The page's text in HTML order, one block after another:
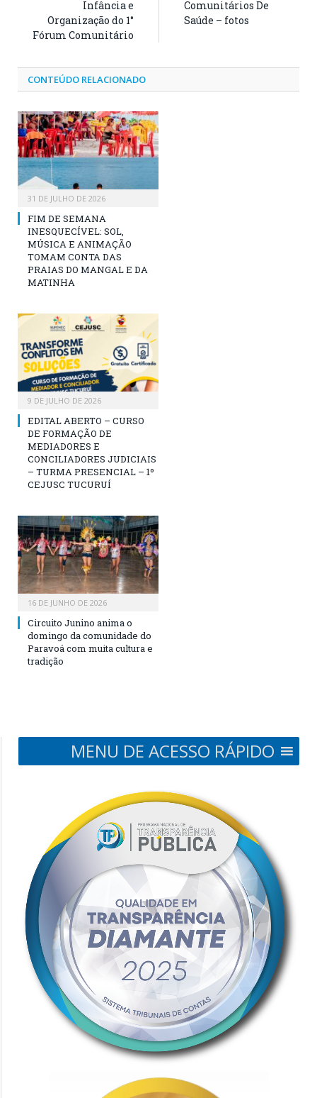
Infância e
Organização do 1°
Fórum Comunitário
Comunitários De
Saúde – fotos
CONTEÚDO RELACIONADO
31 DE JULHO DE 2026
FIM DE SEMANA
INESQUECÍVEL: SOL,
MÚSICA E ANIMAÇÃO
TOMAM CONTA DAS
PRAIAS DO MANGAL E DA
MATINHA
9 DE JULHO DE 2026
EDITAL ABERTO – CURSO
DE FORMAÇÃO DE
MEDIADORES E
CONCILIADORES JUDICIAIS
– TURMA PRESENCIAL – 1º
CEJUSC TUCURUÍ
16 DE JUNHO DE 2026
Circuito Junino anima o
domingo da comunidade do
Paravoá com muita cultura e
tradição
MENU DE ACESSO RÁPIDO